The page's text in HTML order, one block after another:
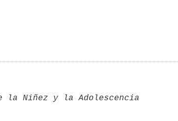
la Niñez y la Adolescencia